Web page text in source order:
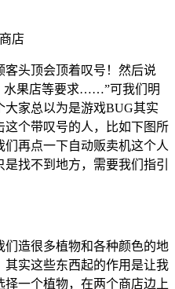
店
客头顶会顶着叹号！然后说
水果店等要求……”可我们明
家总以为是游戏BUG其实
个带叹号的人，比如下图所
再点一下自动贩卖机这个人
找不到地方，需要我们指引
造很多植物和各种颜色的地
实这些东西起的作用是让我
一个植物，在两个商店边上